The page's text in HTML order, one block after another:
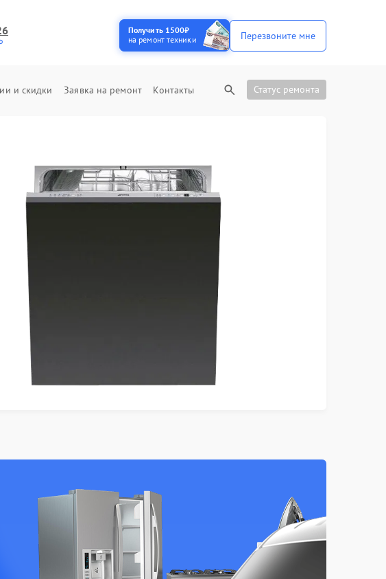
Получить 1500₽
на ремонт техники
Перезвоните мне
и скидки Заявка на ремонт Контакты Статус ремонта